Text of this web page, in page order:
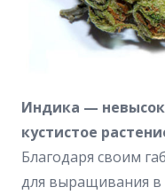
Индика —
кустистое
Благодаря своим
для выращивания в